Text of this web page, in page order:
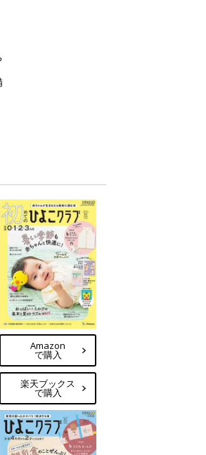
Amazon
で購入
楽天ブックス
で購入